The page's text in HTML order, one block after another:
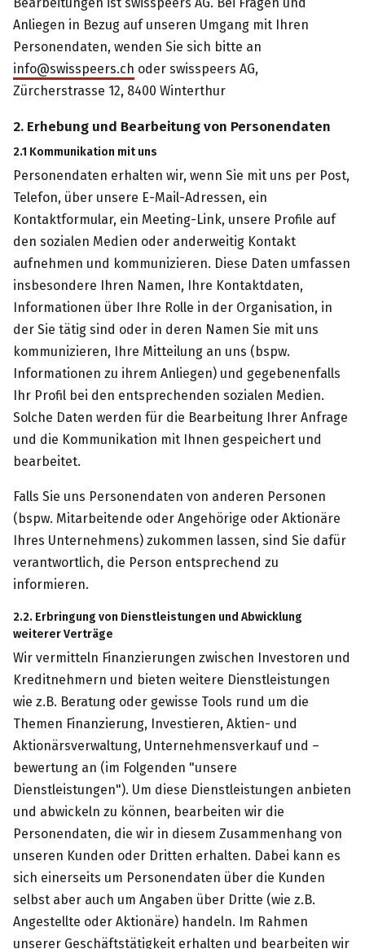
Anliegen in Bezug auf unseren Umgang mit Ihren
Personendaten, wenden Sie sich bitte an
info@swisspeers.ch oder swisspeers AG,
Zürcherstrasse 12, 8400 Winterthur
2. Erhebung und Bearbeitung von Personendaten
2.1 Kommunikation mit uns
Personendaten erhalten wir, wenn Sie mit uns per Post,
Telefon, über unsere E-Mail-Adressen, ein
Kontaktformular, ein Meeting-Link, unsere Profile auf
den sozialen Medien oder anderweitig Kontakt
aufnehmen und kommunizieren. Diese Daten umfassen
insbesondere Ihren Namen, Ihre Kontaktdaten,
Informationen über Ihre Rolle in der Organisation, in
der Sie tätig sind oder in deren Namen Sie mit uns
kommunizieren, Ihre Mitteilung an uns (bspw.
Informationen zu ihrem Anliegen) und gegebenenfalls
Ihr Profil bei den entsprechenden sozialen Medien.
Solche Daten werden für die Bearbeitung Ihrer Anfrage
und die Kommunikation mit Ihnen gespeichert und
bearbeitet.
Falls Sie uns Personendaten von anderen Personen
(bspw. Mitarbeitende oder Angehörige oder Aktionäre
Ihres Unternehmens) zukommen lassen, sind Sie dafür
verantwortlich, die Person entsprechend zu
informieren.
2.2. Erbringung von Dienstleistungen und Abwicklung
weiterer Verträge
Wir vermitteln Finanzierungen zwischen Investoren und
Kreditnehmern und bieten weitere Dienstleistungen
wie z.B. Beratung oder gewisse Tools rund um die
Themen Finanzierung, Investieren, Aktien- und
Aktionärsverwaltung, Unternehmensverkauf und –
bewertung an (im Folgenden "unsere
Dienstleistungen"). Um diese Dienstleistungen anbieten
und abwickeln zu können, bearbeiten wir die
Personendaten, die wir in diesem Zusammenhang von
unseren Kunden oder Dritten erhalten. Dabei kann es
sich einerseits um Personendaten über die Kunden
selbst aber auch um Angaben über Dritte (wie z.B.
Angestellte oder Aktionäre) handeln. Im Rahmen
unserer Geschäftstätigkeit erhalten und bearbeiten wir